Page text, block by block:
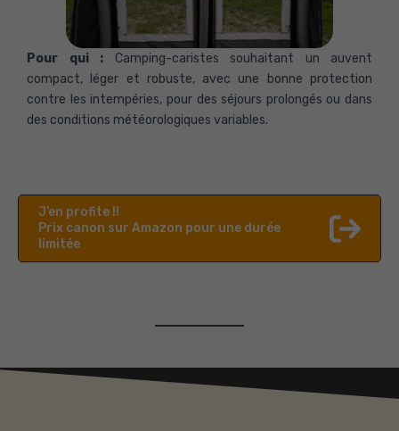
Pour qui : Camping-caristes souhaitant un auvent
compact, léger et robuste, avec une bonne protection
contre les intempéries, pour des séjours prolongés ou dans
des conditions météorologiques variables.
J’en profite !!
Prix canon sur Amazon pour une durée
limitée